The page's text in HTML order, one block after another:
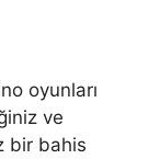
oyunları
ve
bir bahis